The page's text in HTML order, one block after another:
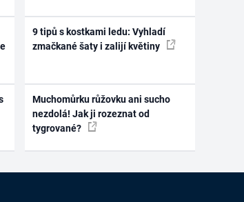
9 tipů s kostkami ledu: Vyhladí
zmačkané šaty i zalijí květiny
Muchomůrku růžovku ani sucho
nezdolá! Jak ji rozeznat od
tygrované?